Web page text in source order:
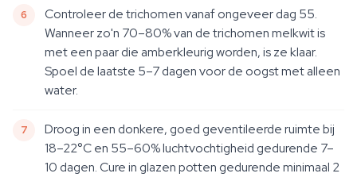
Controleer de trichomen vanaf ongeveer dag 55.
Wanneer zo'n 70–80% van de trichomen melkwit is
met een paar die amberkleurig worden, is ze klaar.
Spoel de laatste 5–7 dagen voor de oogst met alleen
water.
Droog in een donkere, goed geventileerde ruimte bij
18–22°C en 55–60% luchtvochtigheid gedurende 7–
10 dagen. Cure in glazen potten gedurende minimaal 2